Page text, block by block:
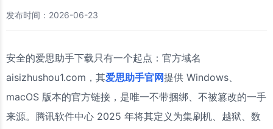
发布时间：2026-06-23
安全的爱思助手下载只有一个起点：官方域名
aisizhushou1.com，其爱思助手官网提供 Windows、
macOS 版本的官方链接，是唯一不带捆绑、不被篡改的一手
来源。腾讯软件中心 2025 年将其定义为集刷机、越狱、数